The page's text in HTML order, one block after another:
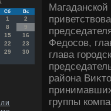
Сб Вс
1
2
8
9
15
16
22
23
29
30
Федοсов,
глава
района
группы